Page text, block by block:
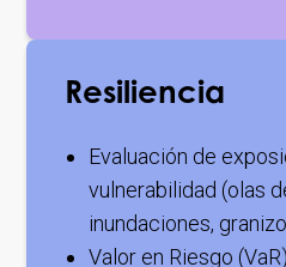
Resiliencia
Evaluación de
vulnerabilidad (olas
inundaciones,
Valor en Riesgo